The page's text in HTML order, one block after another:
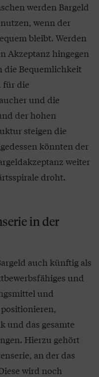
werden Bargeld
wenn der
bleibt. Werden
Akzeptanz hingegen
die Bequemlichkeit
für die
und die
der hohen
steigen die
könnten der
weiter
droht.
in der
auch künftig als
und
und
und das gesamte
Hierzu gehört
an der das
wird noch